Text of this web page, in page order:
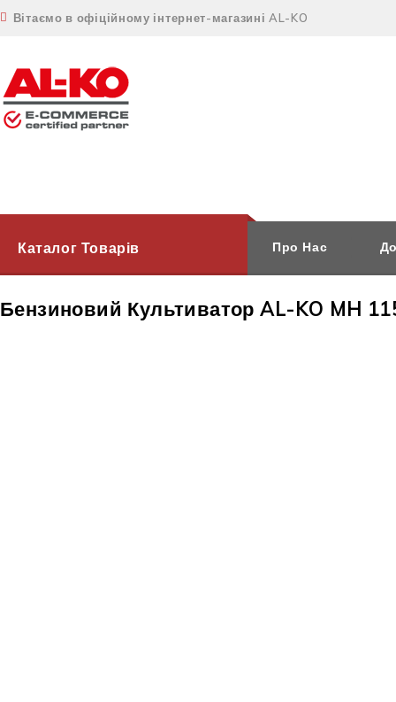
Вітаємо в офіційному інтернет-магазині AL-KO
Каталог Товарів Про Нас
Бензиновий Культиватор AL-KO MH